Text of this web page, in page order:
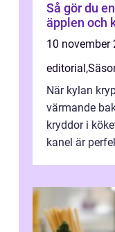
Så gör du
äpplen och
10 november
editorial,
När kylan
värmande
kryddor i
kanel är